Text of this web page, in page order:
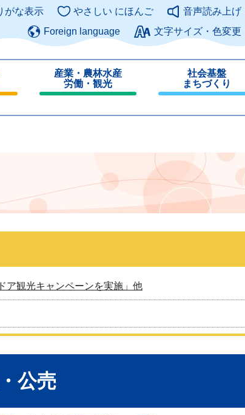
このページの本文へ
がな表示 やさしい にほんご
音声読み上げ
Foreign language
文字サイズ・色変更
産業・農林水産
労働・観光
じ
社会基盤
まちづくり
じ
ア観光キャンペーンを実施」他
公売